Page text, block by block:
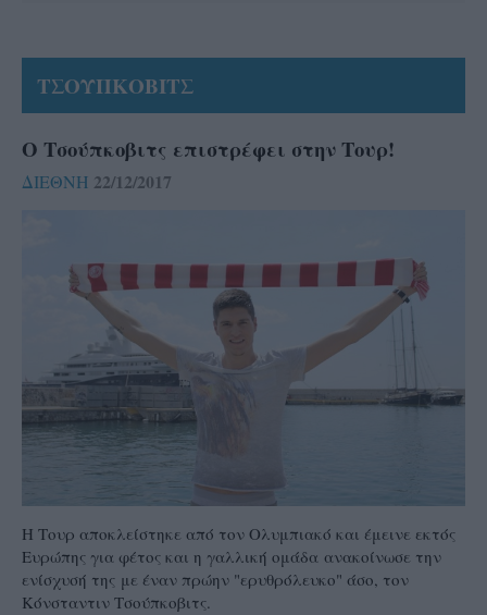
ΤΣΟΥΠΚΟΒΙΤΣ
Ο Τσούπκοβιτς επιστρέφει στην Τουρ!
ΔΙΕΘΝΗ 22/12/2017
Η Τουρ αποκλείστηκε από τον Ολυμπιακό και έμεινε εκτός
Ευρώπης για φέτος και η γαλλική ομάδα ανακοίνωσε την
ενίσχυσή της με έναν πρώην "ερυθρόλευκο" άσο, τον
Κόνσταντιν Τσούπκοβιτς.